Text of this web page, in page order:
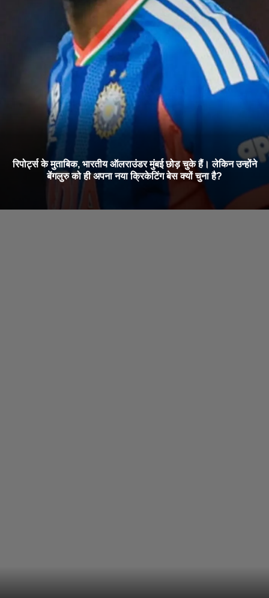
रिपोर्ट्स के मुताबिक, भारतीय ऑलराउंडर मुंबई छोड़ चुके हैं। लेकिन उन्होंने
बेंगलुरु को ही अपना नया क्रिकेटिंग बेस क्यों चुना है?